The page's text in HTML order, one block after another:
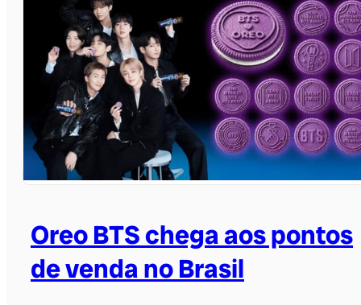
Oreo BTS chega aos pontos
de venda no Brasil